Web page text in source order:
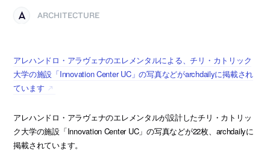
ARCHITECTURE
アレハンドロ・アラヴェナのエレメンタルによる、チリ・カトリック
大学の施設「Innovation Center UC」の写真などがarchdailyに掲載され
ています
アレハンドロ・アラヴェナのエレメンタルが設計したチリ・カトリッ
ク大学の施設「Innovation Center UC」の写真などが22枚、archdailyに
掲載されています。